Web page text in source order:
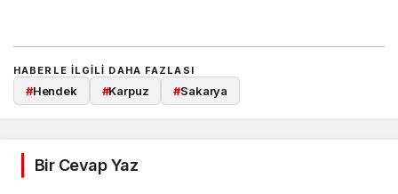
HABERLE ILGILI DAHA FAZLASI
#Hendek #Karpuz #Sakarya
Bir Cevap Yaz